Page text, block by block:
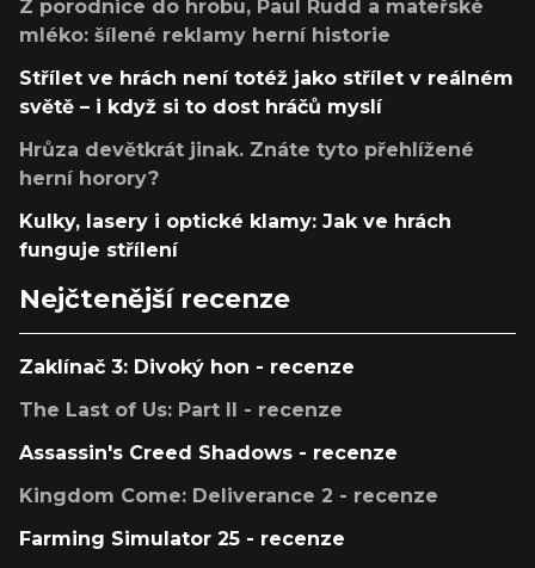
Z porodnice do hrobu, Paul Rudd a mateřské
mléko: šílené reklamy herní historie
Střílet ve hrách není totéž jako střílet v reálném
světě – i když si to dost hráčů myslí
Hrůza devětkrát jinak. Znáte tyto přehlížené
herní horory?
Kulky, lasery i optické klamy: Jak ve hrách
funguje střílení
Nejčtenější recenze
Zaklínač 3: Divoký hon - recenze
The Last of Us: Part II - recenze
Assassin's Creed Shadows - recenze
Kingdom Come: Deliverance 2 - recenze
Farming Simulator 25 - recenze